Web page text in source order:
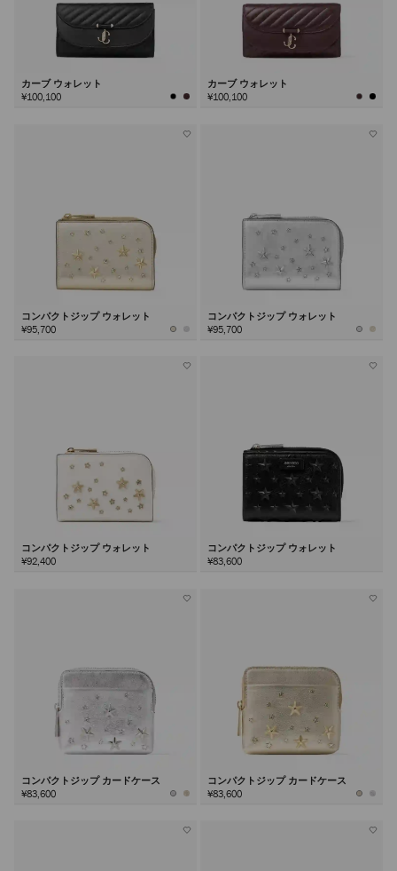
カーブ ウォレット
¥100,100
カーブ ウォレット
¥100,100
コンパクトジップ ウォレット
¥95,700
コンパクトジップ ウォレット
¥95,700
コンパクトジップ ウォレット
¥92,400
コンパクトジップ ウォレット
¥83,600
コンパクトジップ カードケース
¥83,600
コンパクトジップ カードケース
¥83,600